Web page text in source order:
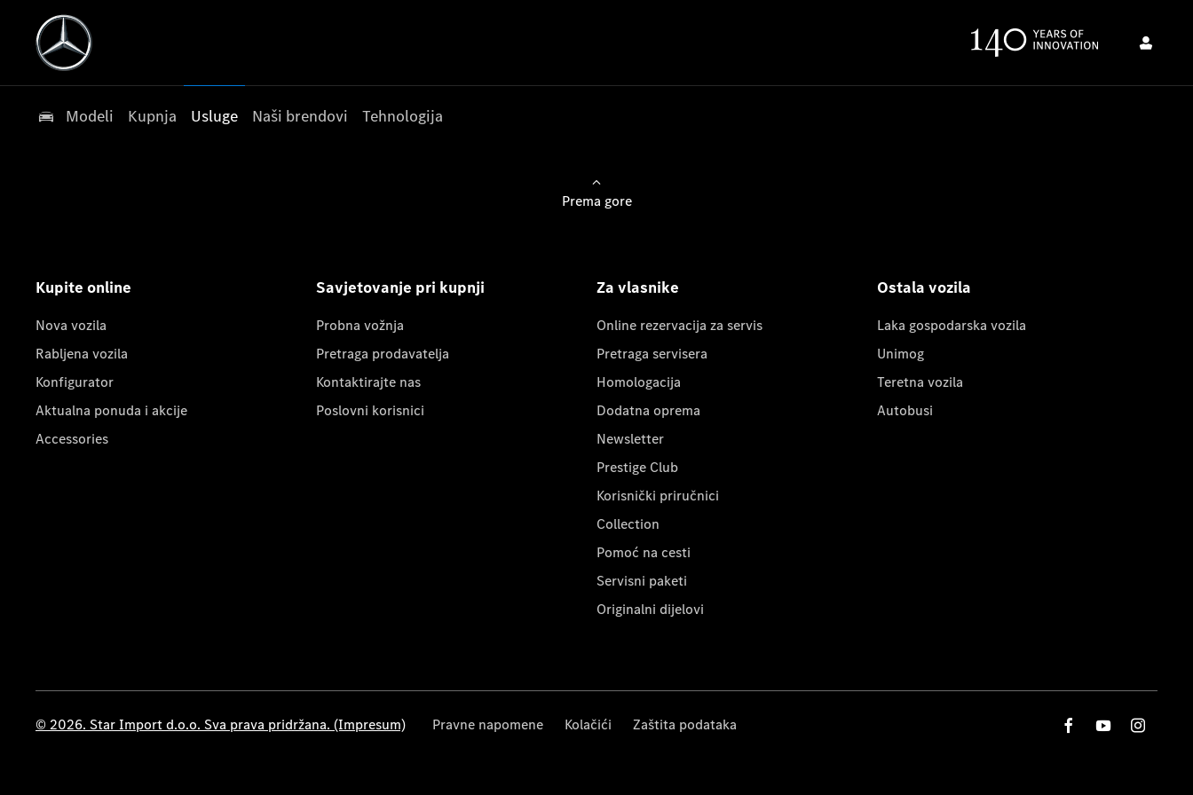
Modeli Kupnja Usluge Naši brendovi Tehnologija
Prema gore
Kupite online
Nova vozila
Rabljena vozila
Konfigurator
Aktualna ponuda i akcije
Accessories
Savjetovanje pri kupnji
Probna vožnja
Pretraga prodavatelja
Kontaktirajte nas
Poslovni korisnici
Za vlasnike
Online rezervacija za servis
Pretraga servisera
Homologacija
Dodatna oprema
Newsletter
Prestige Club
Korisnički priručnici
Collection
Pomoć na cesti
Servisni paketi
Originalni dijelovi
Ostala vozila
Laka gospodarska vozila
Unimog
Teretna vozila
Autobusi
© 2026. Star Import d.o.o. Sva prava pridržana. (Impresum) Pravne napomene Kolačići Zaštita podataka